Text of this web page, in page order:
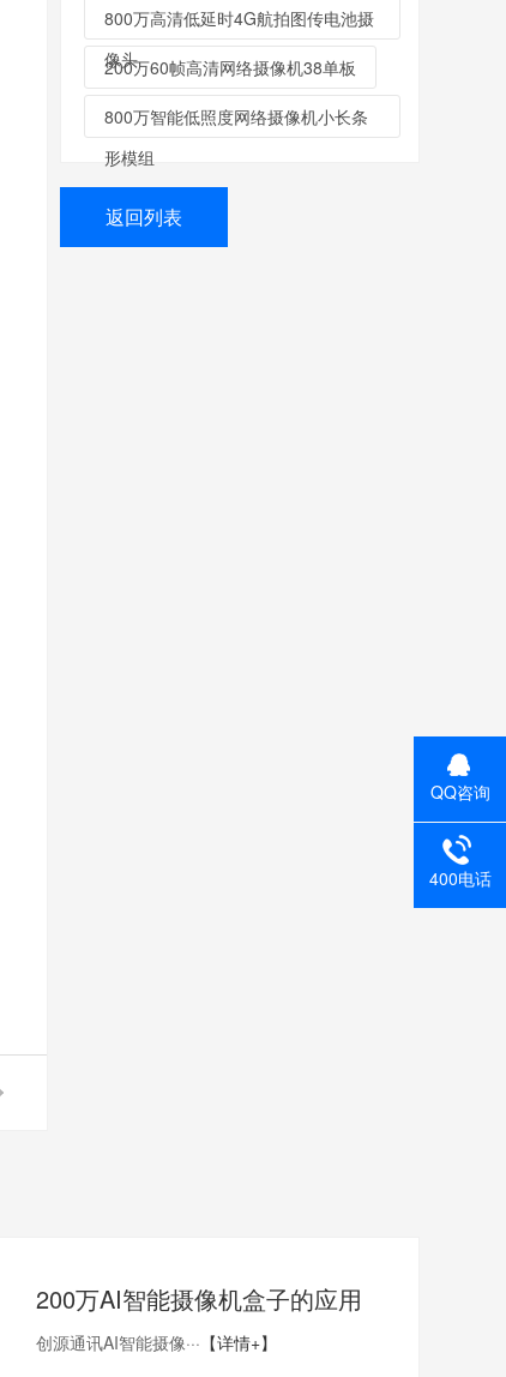
800万高清低延时4G航拍图传电池摄
像头
200万60帧高清网络摄像机38单板
800万智能低照度网络摄像机小长条
形模组
返回列表
200万AI智能摄像机盒子的应用
创源通讯AI智能摄像··· 【详情+】
QQ咨询
400电话